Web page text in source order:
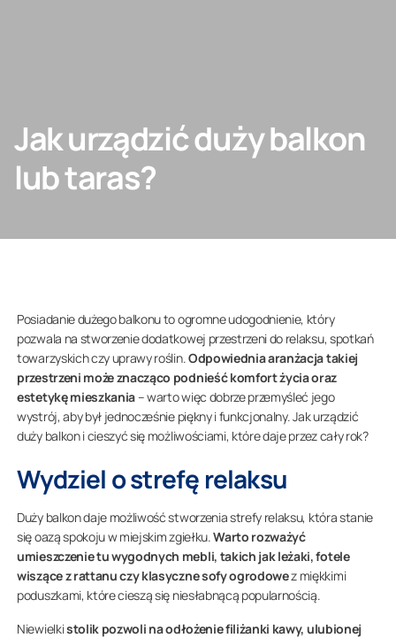
Architekt/deweloper
Firma
Jak urządzić duży balkon
lub taras?
Posiadanie dużego balkonu to ogromne udogodnienie, który
pozwala na stworzenie dodatkowej przestrzeni do relaksu, spotkań
towarzyskich czy uprawy roślin.Odpowiednia aranżacja takiej
przestrzeni może znacząco podnieść komfort życia oraz
estetykę mieszkania– warto więc dobrze przemyśleć jego
wystrój, aby był jednocześnie piękny i funkcjonalny. Jak urządzić
duży balkon i cieszyć się możliwościami, które daje przez cały rok?
Wydziel o strefę relaksu
Duży balkon daje możliwość stworzenia strefy relaksu, która stanie
się oazą spokoju w miejskim zgiełku.Warto rozważyć
umieszczenie tu wygodnych mebli, takich jak leżaki, fotele
wiszące z rattanu czy klasyczne sofy ogrodowez miękkimi
poduszkami, które cieszą się niesłabnącą popularnością.
Niewielkistolik pozwoli na odłożenie filiżanki kawy, ulubionej